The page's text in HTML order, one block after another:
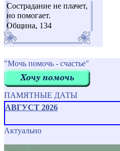
Сострадание не плачет,
но помогает.
Община, 134
"Мочь помочь - счастье"
ПАМЯТНЫЕ ДАТЫ
АВГУСТ 2026
Актуально